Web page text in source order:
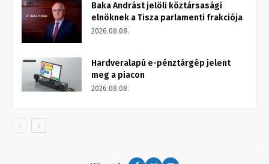
Baka Andrást jelöli köztársasági
elnöknek a Tisza parlamenti frakciója
2026.08.08.
Hardveralapú e-pénztárgép jelent
meg a piacon
2026.08.08.